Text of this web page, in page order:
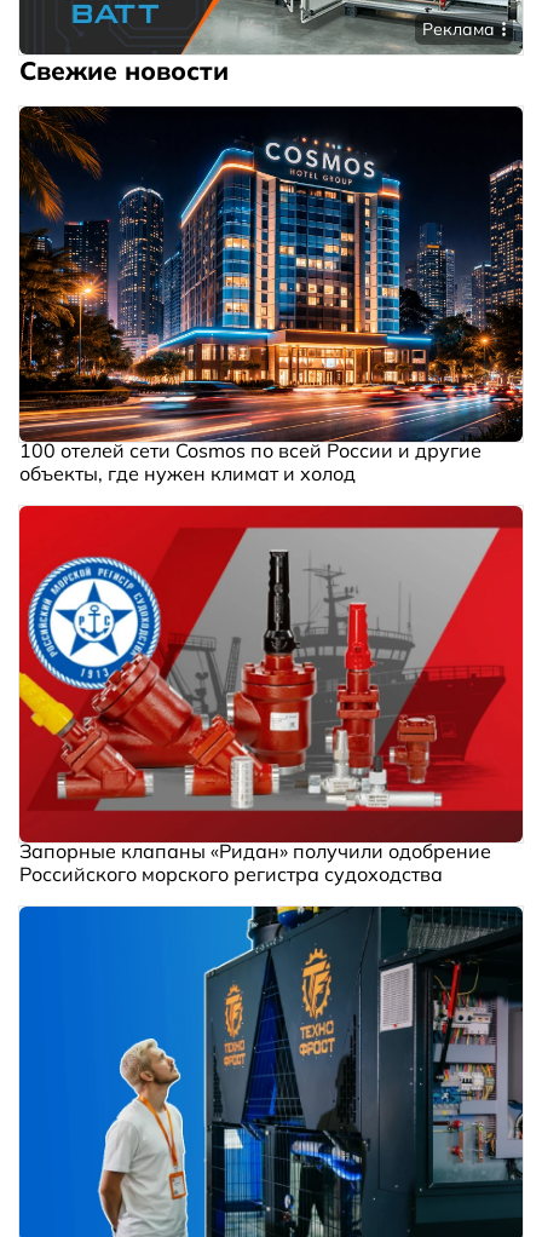
Реклама
Свежие новости
100 отелей сети Cosmos по всей России и другие
объекты, где нужен климат и холод
Запорные клапаны «Ридан» получили одобрение
Российского морского регистра судоходства